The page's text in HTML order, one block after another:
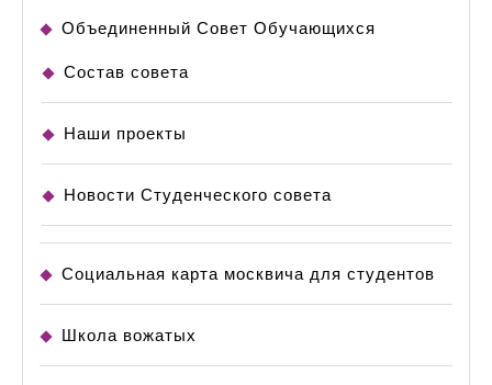
Объединенный Совет Обучающихся
Состав совета
Наши проекты
Новости Студенческого совета
Социальная карта москвича для студентов
Школа вожатых